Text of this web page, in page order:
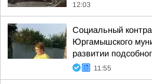
12:03
Социальный
Юргамышского
развитии
11:55